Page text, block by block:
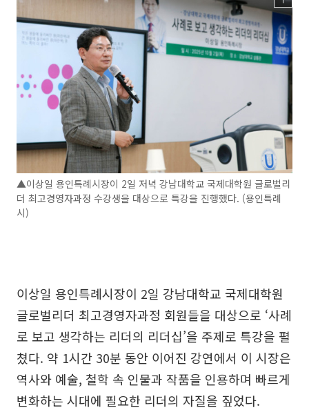
▲이상일 용인특례시장이 2일 저녁 강남대학교 국제대학원 글로벌리
더 최고경영자과정 수강생을 대상으로 특강을 진행했다. (용인특례
시)
이상일 용인특례시장이 2일 강남대학교 국제대학원
글로벌리더 최고경영자과정 회원들을 대상으로 ‘사례
로 보고 생각하는 리더의 리더십’을 주제로 특강을 펼
쳤다. 약 1시간 30분 동안 이어진 강연에서 이 시장은
역사와 예술, 철학 속 인물과 작품을 인용하며 빠르게
변화하는 시대에 필요한 리더의 자질을 짚었다.